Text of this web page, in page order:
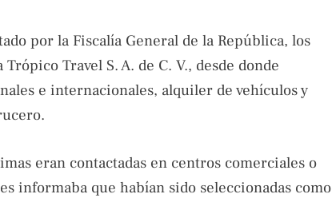
por la Fiscalía General de la República, los
Travel S. A. de C. V., desde donde
e internacionales, alquiler de vehículos y
eran contactadas en centros comerciales o
informaba que habían sido seleccionadas como